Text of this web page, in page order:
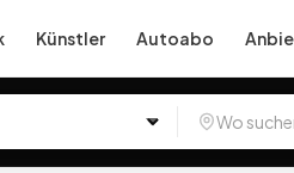
Künstler Autoabo